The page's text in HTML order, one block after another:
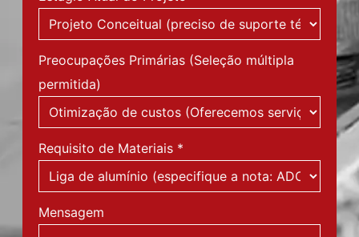
Estágio Atual do Projeto *
Preocupações Primárias (Seleção múltipla
permitida)
Requisito de Materiais *
Mensagem